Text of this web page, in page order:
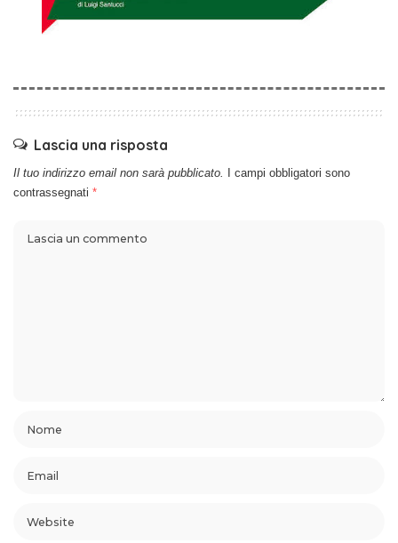
Lascia una risposta
Il tuo indirizzo email non sarà pubblicato.
I campi obbligatori sono
contrassegnati *